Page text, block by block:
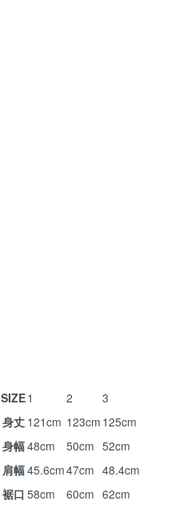
SIZE1 2
3
身丈 121cm 123cm 125cm
身幅48cm 50cm 52cm
肩幅45.6cm47cm 48.4cm
裾口 58cm 60cm 62cm